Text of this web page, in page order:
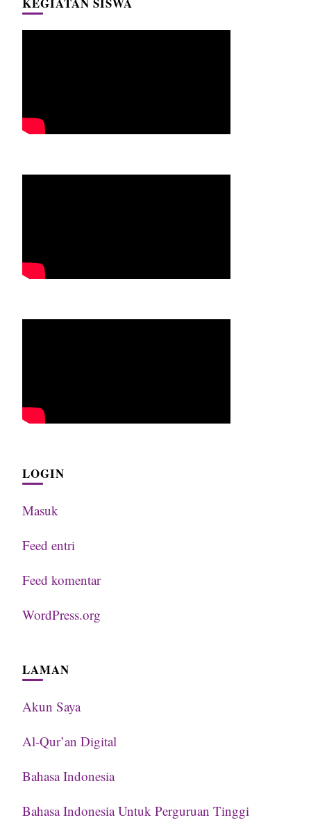
LOGIN
Masuk
Feed entri
Feed komentar
WordPress.org
LAMAN
Akun Saya
Al-Qur’an Digital
Bahasa Indonesia
Bahasa Indonesia Untuk Perguruan Tinggi